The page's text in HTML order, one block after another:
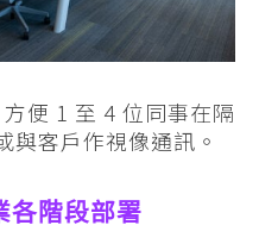
便 1 至 4 位同事在隔
與客戶作視像通訊。
各階段部署